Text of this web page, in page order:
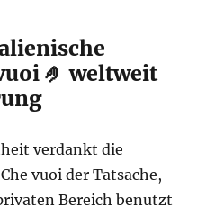
🤌 weltweit
verdankt die
vuoi der Tatsache,
Bereich benutzt